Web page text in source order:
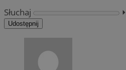
Słuchaj
⏵︎
Udostępnij